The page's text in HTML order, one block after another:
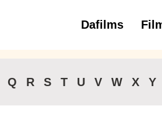
Dafilms 3
Q R S T U V W X Y